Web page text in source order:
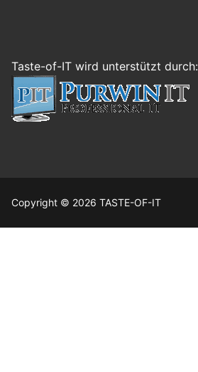
Taste-of-IT wird unterstützt durch:
Copyright © 2026 TASTE-OF-IT